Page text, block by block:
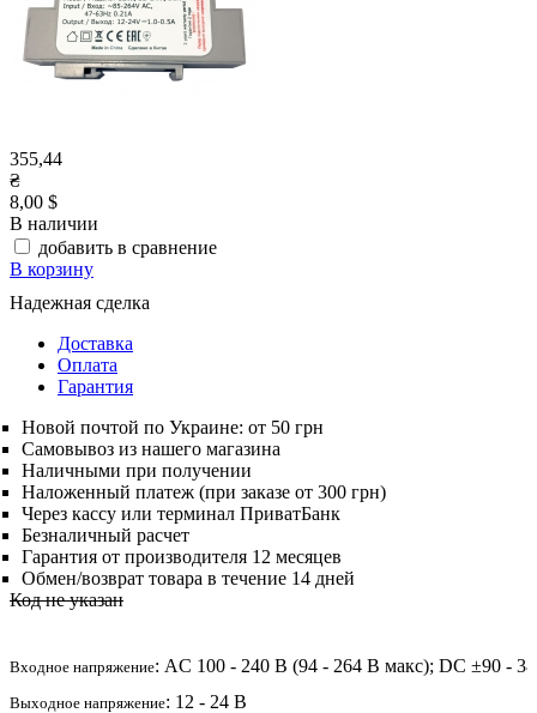
355,44
₴
8,00 $
В наличии
добавить в сравнение
В корзину
Надежная сделка
Доставка
Оплата
Гарантия
Новой почтой по Украине: от 50 грн
Самовывоз из нашего магазина
Наличными при получении
Наложенный платеж (при заказе от 300 грн)
Через кассу или терминал ПриватБанк
Безналичный расчет
Гарантия от производителя 12 месяцев
Обмен/возврат товара в течение 14 дней
Код не указан
Входное напряжение: AC 100 - 240 В (94 - 264 В макс); DC ±90 -
Выходное напряжение: 12 - 24 В